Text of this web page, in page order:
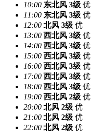
10:00 东北风 3级 优
11:00 东北风 3级 优
12:00 北风 3级 优
13:00 西北风 3级 优
14:00 西北风 3级 优
15:00 西北风 3级 优
16:00 西北风 3级 优
17:00 西北风 3级 优
18:00 西北风 3级 优
19:00 西北风 2级 优
20:00 北风 2级 优
21:00 北风 2级 优
22:00 北风 2级 优